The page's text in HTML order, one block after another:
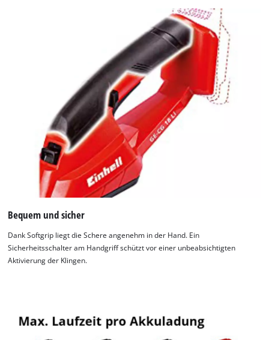
Wir benötigen deine Zustimmung, um
Google Maps laden zu können!
This content is not permitted to load due
to trackers that are not disclosed to the
visitor. The website owner needs to setup
the site with their CMP to add this content
to the list of technologies used.
Bequem und sicher
Dank Softgrip liegt die Schere angenehm in der Hand. Ein
Sicherheitsschalter am Handgriff schützt vor einer unbeabsichtigten
Aktivierung der Klingen.